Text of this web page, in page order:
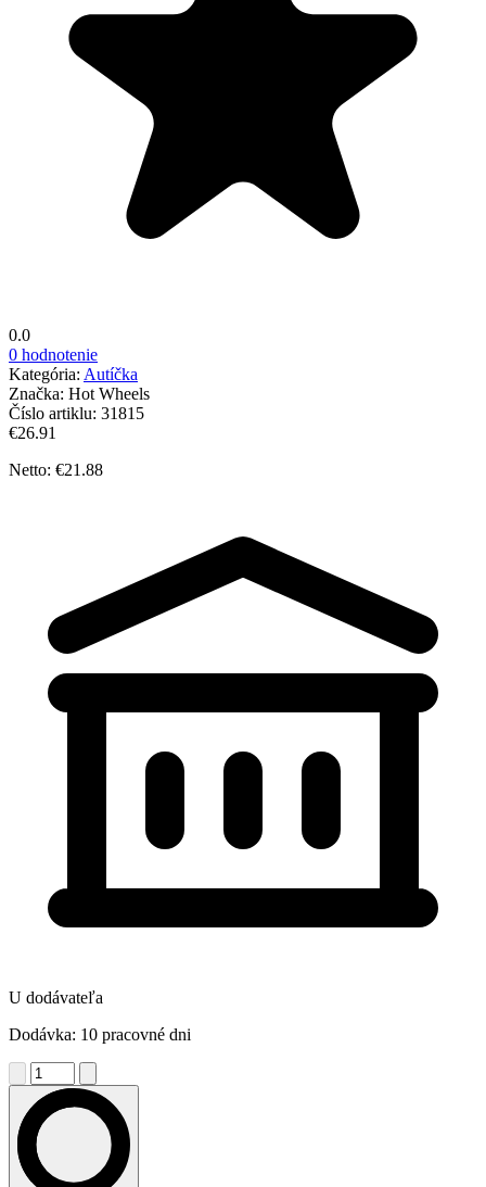
0.0
0 hodnotenie
Kategória: Autíčka
Značka: Hot Wheels
Číslo artiklu: 31815
€26.91
Netto: €21.88
U dodávateľa
Dodávka: 10 pracovné dni